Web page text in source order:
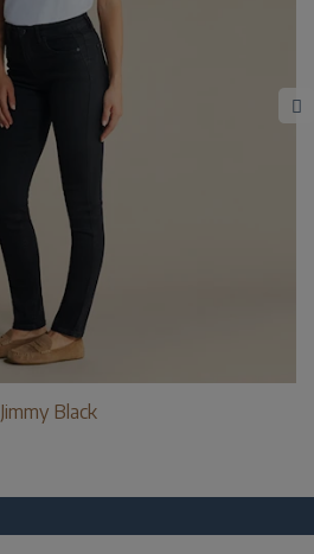
Jimmy Black